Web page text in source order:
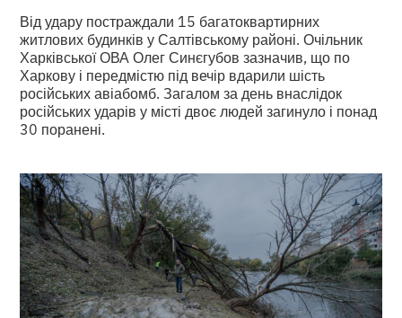
Від удару постраждали 15 багатоквартирних
житлових будинків у Салтівському районі. Очільник
Харківської ОВА Олег Синєгубов зазначив, що по
Харкову і передмістю під вечір вдарили шість
російських авіабомб. Загалом за день внаслідок
російських ударів у місті двоє людей загинуло і понад
30 поранені.